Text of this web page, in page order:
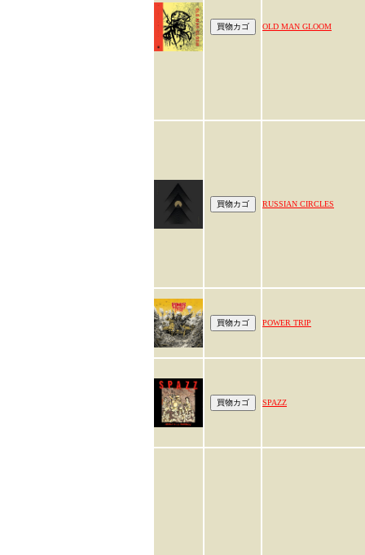
OLD MAN GLOOM
RUSSIAN CIRCLES
POWER TRIP
SPAZZ